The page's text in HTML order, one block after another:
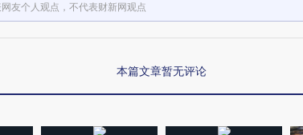
友个人观点，不代表财新网观点
本篇文章暂无评论